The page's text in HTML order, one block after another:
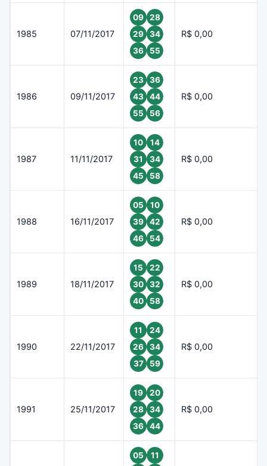
1985 07/11/2017
09
28
29
34
36
55
R$ 0,00
1986 09/11/2017
23
36
43
44
55
56
R$ 0,00
1987 11/11/2017
10
14
31
34
45
58
R$ 0,00
1988 16/11/2017
05
10
39
42
46
54
R$ 0,00
1989 18/11/2017
15
22
30
32
40
58
R$ 0,00
1990 22/11/2017
11
24
26
34
37
59
R$ 0,00
1991 25/11/2017
19
20
28
34
36
44
R$ 0,00
05
11